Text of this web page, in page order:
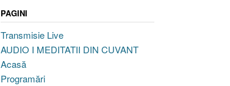
PAGINI
Transmisie Live
AUDIO I MEDITATII DIN CUVANT
Acasă
Programări